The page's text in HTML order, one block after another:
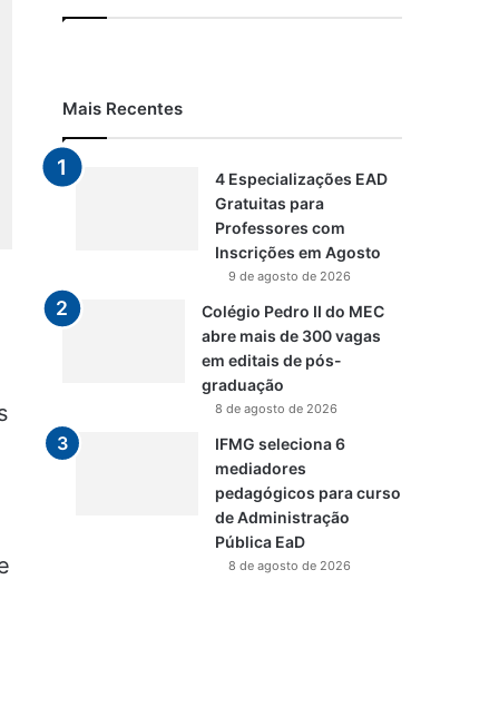
Mais Recentes
4 Especializações EAD
Gratuitas para
Professores com
Inscrições em Agosto
9 de agosto de 2026
Colégio Pedro II do MEC
abre mais de 300 vagas
em editais de pós-
graduação
8 de agosto de 2026
IFMG seleciona 6
mediadores
pedagógicos para curso
de Administração
Pública EaD
8 de agosto de 2026